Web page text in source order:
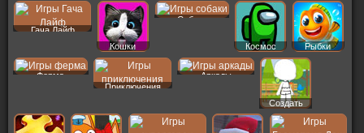
Гача Лайф
Кошки
Собаки
Космос Рыбки
Ферма
Приключения
Аркады
Создать
Пер